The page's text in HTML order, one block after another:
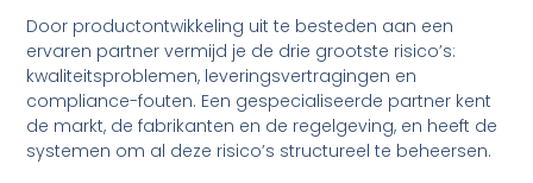
Door productontwikkeling uit te besteden aan een
ervaren partner vermijd je de drie grootste risico’s:
kwaliteitsproblemen, leveringsvertragingen en
compliance-fouten. Een gespecialiseerde partner kent
de markt, de fabrikanten en de regelgeving, en heeft de
systemen om al deze risico’s structureel te beheersen.